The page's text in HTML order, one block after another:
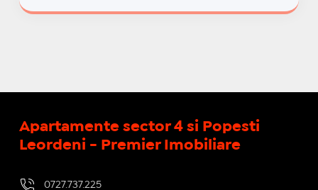
Apartamente sector 4 si Popesti
Leordeni - Premier Imobiliare
0727.737.225